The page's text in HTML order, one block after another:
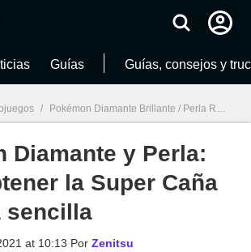
Guías Guías, consejos y
/ Pokémon Diamante Brillante / Perla Reluciente
Diamante y Perla:
la Super Caña
sencilla
at 10:13 Por Zenitsu